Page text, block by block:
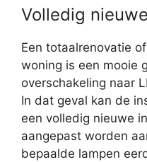
Volledig
Een totaalrenovatie
woning is een mooie
overschakeling naar
In dat geval kan de
een volledig nieuwe
aangepast worden
bepaalde lampen